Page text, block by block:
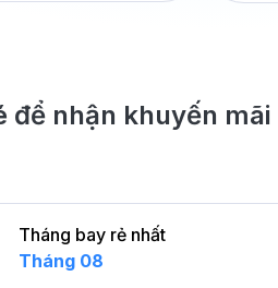
nhận khuyến
Tháng bay rẻ nhất
Tháng 08